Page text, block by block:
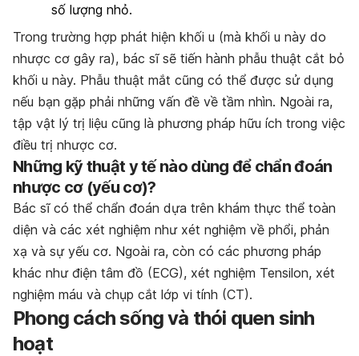
số lượng nhỏ.
Trong trường hợp phát hiện khối u (mà khối u này do
nhược cơ gây ra), bác sĩ sẽ tiến hành phẫu thuật cắt bỏ
khối u này. Phẫu thuật mắt cũng có thể được sử dụng
nếu bạn gặp phải những vấn đề về tầm nhìn. Ngoài ra,
tập vật lý trị liệu cũng là phương pháp hữu ích trong việc
điều trị nhược cơ.
Những kỹthuật y tếnào dùng đểchẩnđoán
nhược cơ(yếu cơ)?
Bác sĩ có thể chẩn đoán dựa trên khám thực thể toàn
diện và các xét nghiệm như xét nghiệm về phổi, phản
xạ và sự yếu cơ. Ngoài ra, còn có các phương pháp
khác như điện tâm đồ (ECG), xét nghiệm Tensilon, xét
nghiệm máu và chụp cắt lớp vi tính (CT).
Phong cách sống và thói quen sinh
hoạt